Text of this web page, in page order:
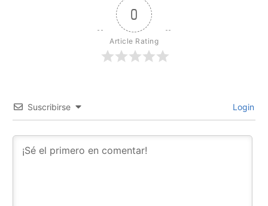
0
Article Rating
Suscribirse Login